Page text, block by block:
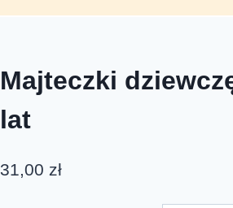
Majteczki
lat
31,00 zł